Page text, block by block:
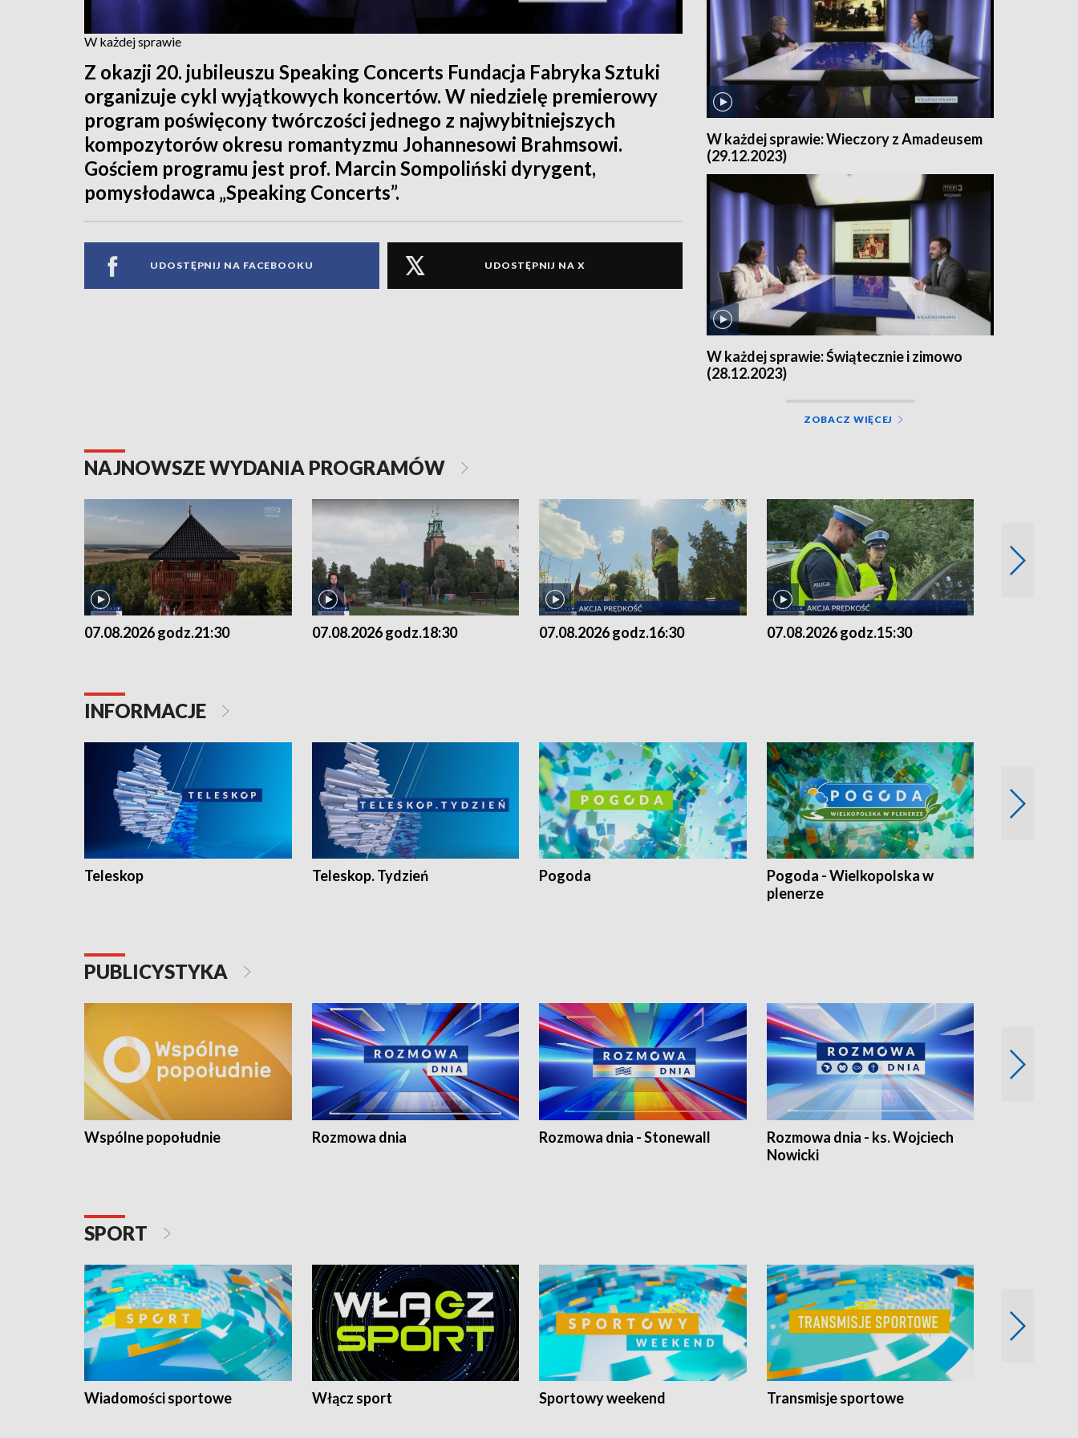
W każdej sprawie
Z okazji 20. jubileuszu Speaking Concerts Fundacja Fabryka Sztuki
organizuje cykl wyjątkowych koncertów. W niedzielę premierowy
program poświęcony twórczości jednego z najwybitniejszych
kompozytorów okresu romantyzmu Johannesowi Brahmsowi.
Gościem programu jest prof. Marcin Sompoliński dyrygent,
pomysłodawca „Speaking Concerts”.
UDOSTĘPNIJ NA FACEBOOKU UDOSTĘPNIJ NA X
W każdej sprawie: Wieczory z Amadeusem
(29.12.2023)
W każdej sprawie: Świątecznie i zimowo
(28.12.2023)
ZOBACZ WIĘCEJ
NAJNOWSZE WYDANIA PROGRAMÓW
07.08.2026 godz.21:30 07.08.2026 godz.18:30 07.08.2026 godz.16:30 07.08.2026 godz.15:30
INFORMACJE
Teleskop Teleskop. Tydzień Pogoda
Pogoda - Wielkopolska w
plenerze
PUBLICYSTYKA
Wspólne popołudnie Rozmowa dnia Rozmowa dnia - Stonewall
Rozmowa dnia - ks. Wojciech
Nowicki
SPORT
Wiadomości sportowe Włącz sport Sportowy weekend Transmisje sportowe